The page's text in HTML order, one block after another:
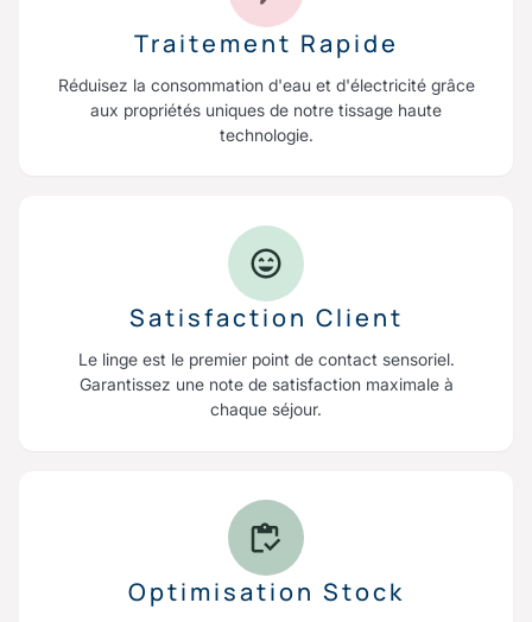
Traitement Rapide
Réduisez la consommation d'eau et d'électricité grâce
aux propriétés uniques de notre tissage haute
technologie.
Satisfaction Client
Le linge est le premier point de contact sensoriel.
Garantissez une note de satisfaction maximale à
chaque séjour.
Optimisation Stock